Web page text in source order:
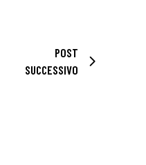
POST
SUCCESSIVO